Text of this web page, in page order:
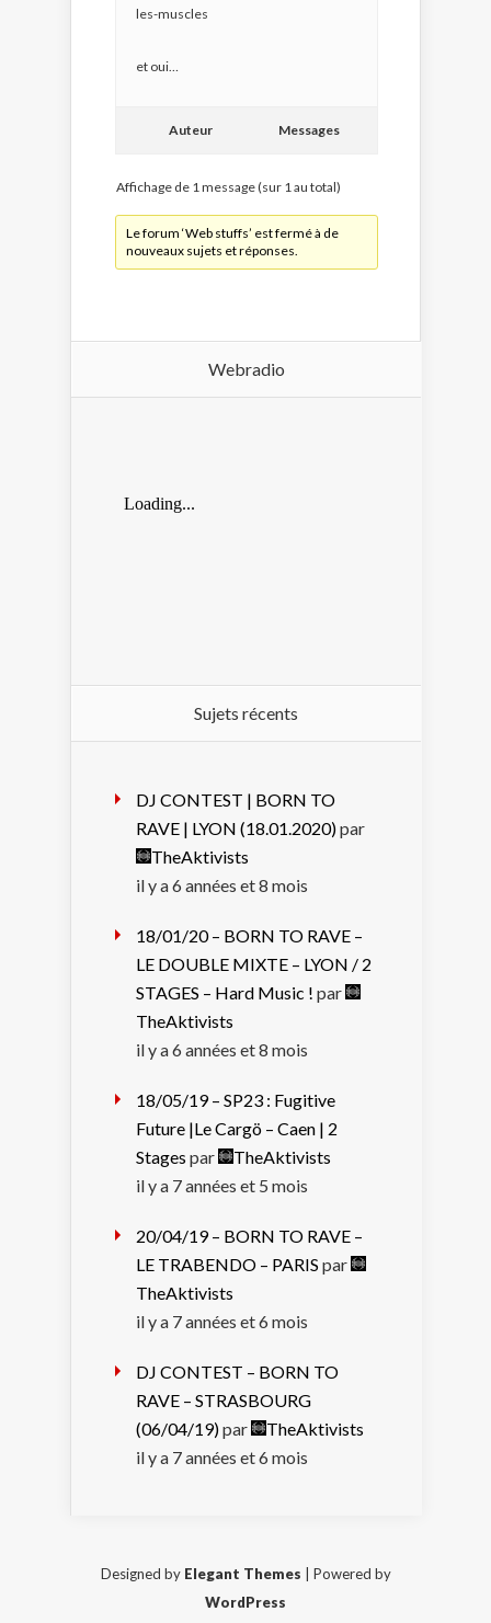
les-muscles
et oui…
Auteur Messages
Affichage de 1 message (sur 1 au total)
Le forum ‘Web stuffs’ est fermé à de
nouveaux sujets et réponses.
Webradio
Sujets récents
DJ CONTEST | BORN TO
RAVE | LYON (18.01.2020)par
TheAktivists
il y a 6 années et 8 mois
18/01/20 – BORN TO RAVE –
LE DOUBLE MIXTE – LYON / 2
STAGES – Hard Music ! par
TheAktivists
il y a 6 années et 8 mois
18/05/19 – SP23 : Fugitive
Future |Le Cargö – Caen | 2
Stages par
TheAktivists
il y a 7 années et 5 mois
20/04/19 – BORN TO RAVE –
LE TRABENDO – PARIS par
TheAktivists
il y a 7 années et 6 mois
DJ CONTEST – BORN TO
RAVE – STRASBOURG
(06/04/19)par
TheAktivists
il y a 7 années et 6 mois
Designed by Elegant Themes | Powered by
WordPress